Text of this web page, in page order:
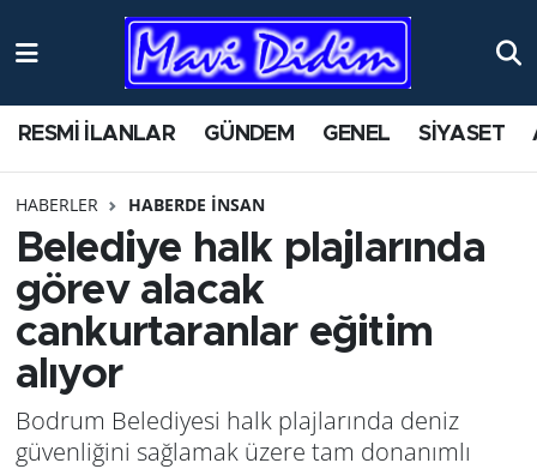
RESMİ İLANLAR GÜNDEM GENEL SİYASET
HABERLER HABERDE İNSAN
Belediye halk plajlarında
görev alacak
cankurtaranlar eğitim
alıyor
Bodrum Belediyesi halk plajlarında deniz
güvenliğini sağlamak üzere tam donanımlı
ANTİK YERLER
AYDIN
BİLİM VE TEKNOLOJİ
ÇEVRE
EĞİTİM
EKONOMİ
Nöbetçi Eczaneler
Namaz Vakitleri
Trafik Durumu
Süper Lig Puan Durumu ve Fikstür
Tüm Manşetler
Son Dakika Haberleri